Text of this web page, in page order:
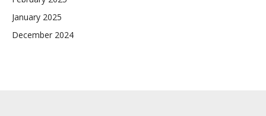
January 2025
December 2024